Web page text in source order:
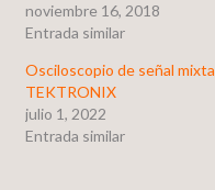
noviembre 16, 2018
Entrada similar
Osciloscopio de señal mixta
TEKTRONIX
julio 1, 2022
Entrada similar